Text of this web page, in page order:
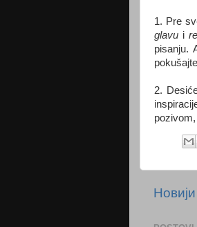
1. Pre
glavu i
pisanju.
2.